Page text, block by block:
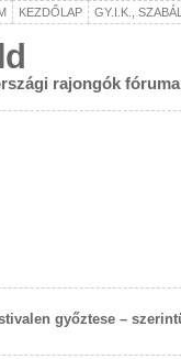
KEZDŐLAP GY.I.K.,
rajongók fóruma
győztese –